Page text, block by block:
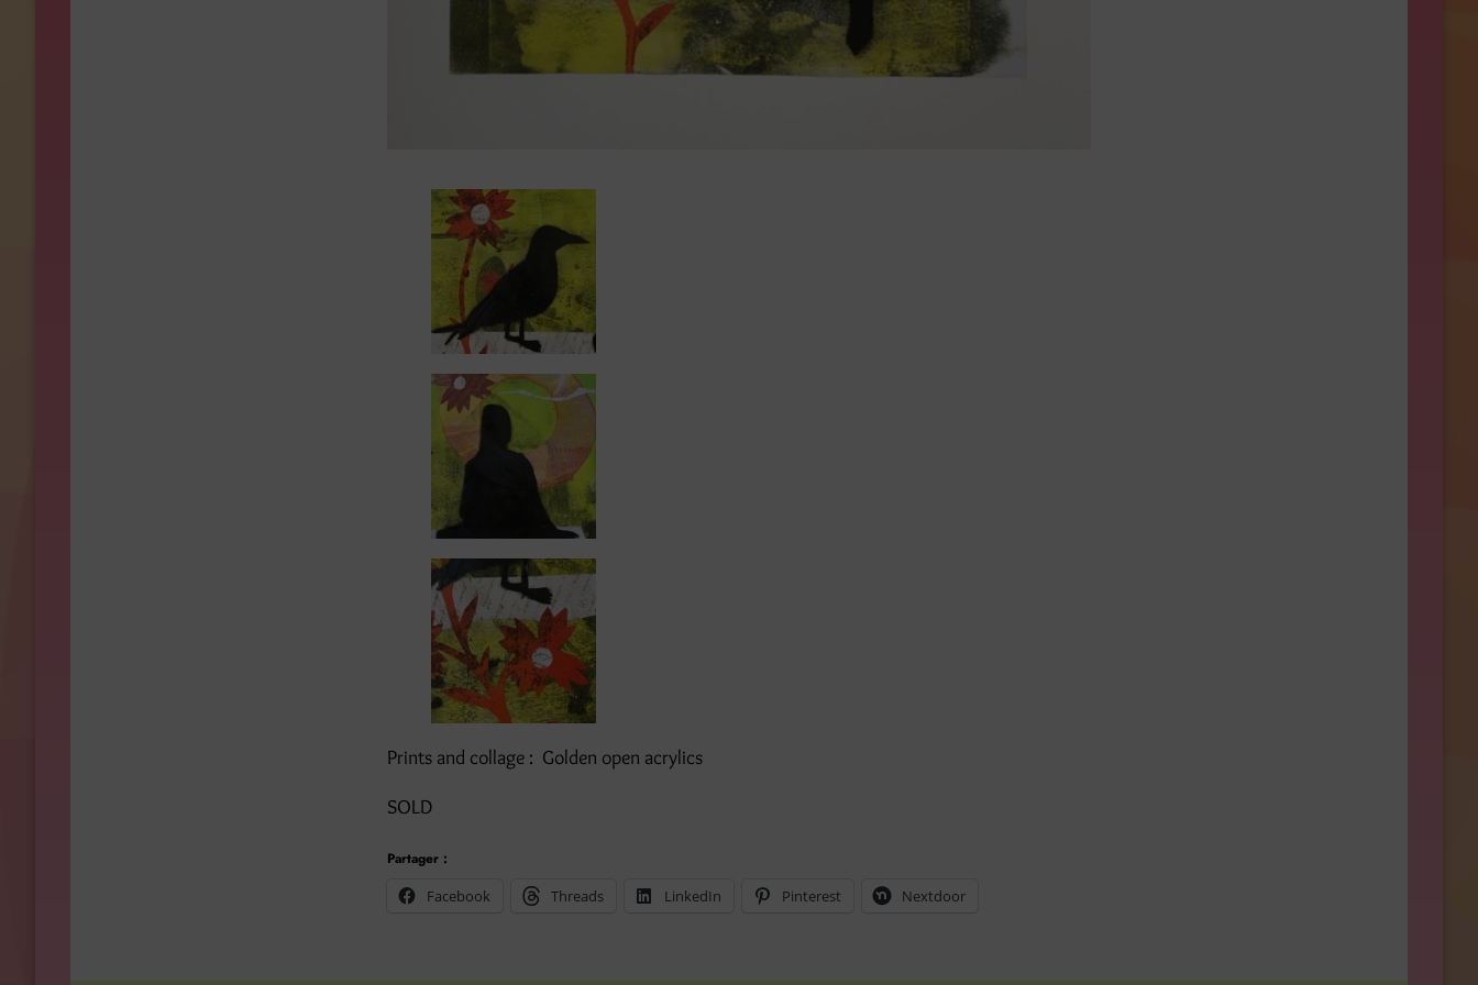
Prints and collage : Golden open acrylics
SOLD
Partager :
Facebook
Threads LinkedIn Pinterest Nextdoor